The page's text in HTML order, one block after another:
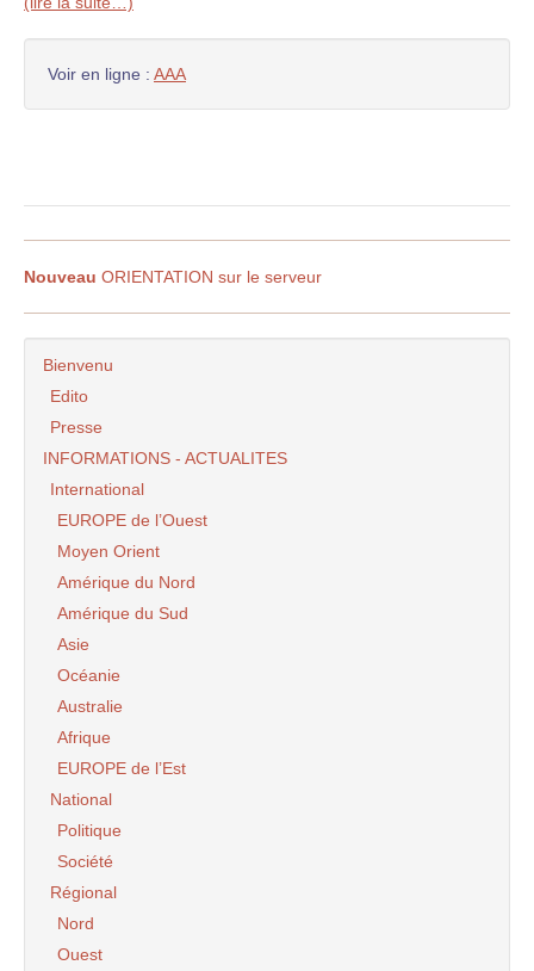
Voir en ligne : AAA
Nouveau ORIENTATION sur le serveur
Bienvenu
Edito
Presse
INFORMATIONS - ACTUALITES
International
EUROPE de l’Ouest
Moyen Orient
Amérique du Nord
Amérique du Sud
Asie
Océanie
Australie
Afrique
EUROPE de l’Est
National
Politique
Société
Régional
Nord
Ouest